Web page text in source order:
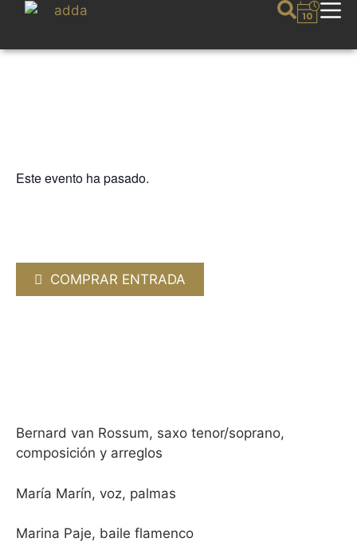
Este evento ha pasado.
COMPRAR ENTRADA
Bernard van Rossum, saxo tenor/soprano,
composición y arreglos
María Marín, voz, palmas
Marina Paje, baile flamenco